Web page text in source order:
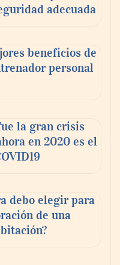
No
adecuada
beneficios de
personal
la gran crisis
en 2020 es el
debo elegir para
de una